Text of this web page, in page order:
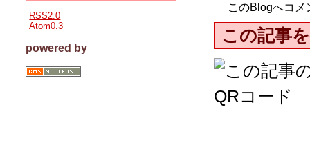
このBlogへコ
この記事
RSS2.0
Atom0.3
powered by